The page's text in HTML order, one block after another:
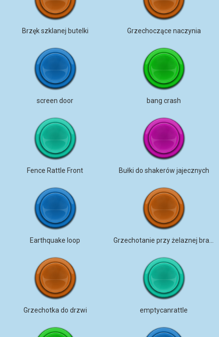
Brzęk szklanej butelki Grzechoczące naczynia
screen door bang crash
Fence Rattle Front Bułki do shakerów jajecznych
Earthquake loop
Grzechotka do drzwi emptycanrattle